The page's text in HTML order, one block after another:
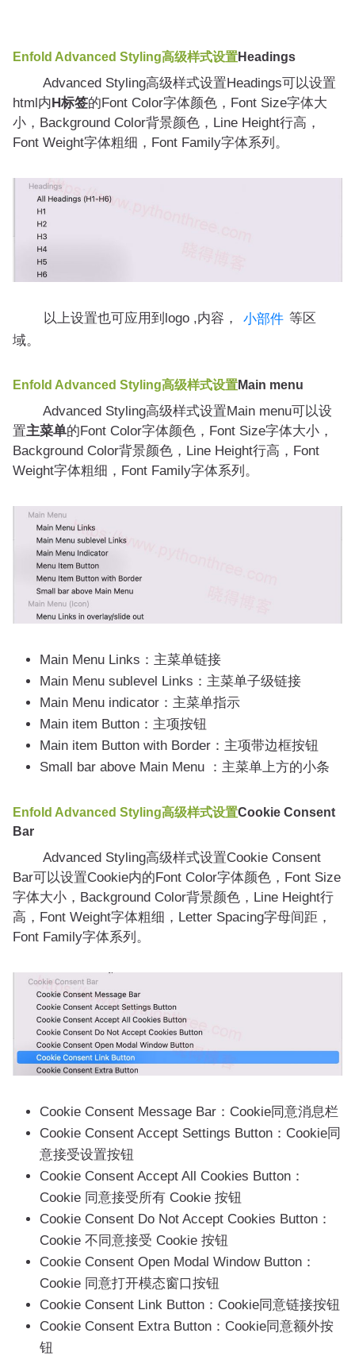
Enfold Advanced Styling高级样式设置Headings
Advanced Styling高级样式设置Headings可以设置
html内H标签的Font Color字体颜色，Font Size字体大
小，Background Color背景颜色，Line Height行高，
Font Weight字体粗细，Font Family字体系列。
以上设置也可应用到logo ,内容， 小部件 等区
域。
Enfold Advanced Styling高级样式设置Main menu
Advanced Styling高级样式设置Main menu可以设
置主菜单的Font Color字体颜色，Font Size字体大小，
Background Color背景颜色，Line Height行高，Font
Weight字体粗细，Font Family字体系列。
Main Menu Links：主菜单链接
Main Menu sublevel Links：主菜单子级链接
Main Menu indicator：主菜单指示
Main item Button：主项按钮
Main item Button with Border：主项带边框按钮
Small bar above Main Menu ：主菜单上方的小条
Enfold Advanced Styling高级样式设置Cookie Consent
Bar
Advanced Styling高级样式设置Cookie Consent
Bar可以设置Cookie内的Font Color字体颜色，Font Size
字体大小，Background Color背景颜色，Line Height行
高，Font Weight字体粗细，Letter Spacing字母间距，
Font Family字体系列。
Cookie Consent Message Bar：Cookie同意消息栏
Cookie Consent Accept Settings Button：Cookie同
意接受设置按钮
Cookie Consent Accept All Cookies Button：
Cookie 同意接受所有 Cookie 按钮
Cookie Consent Do Not Accept Cookies Button：
Cookie 不同意接受 Cookie 按钮
Cookie Consent Open Modal Window Button：
Cookie 同意打开模态窗口按钮
Cookie Consent Link Button：Cookie同意链接按钮
Cookie Consent Extra Button：Cookie同意额外按
钮